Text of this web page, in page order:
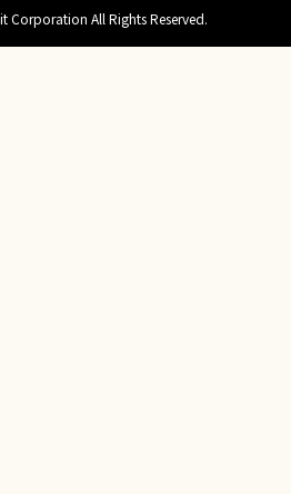
Corporation All Rights Reserved.